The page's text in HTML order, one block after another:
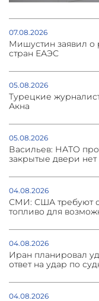
07.08.2026
Мишустин заявил о
стран ЕАЭС
05.08.2026
Турецкие
Акна
05.08.2026
Васильев: НАТО
закрытые двери
04.08.2026
СМИ: США требуют
топливо для
04.08.2026
Иран планировал
ответ на удар по
04.08.2026